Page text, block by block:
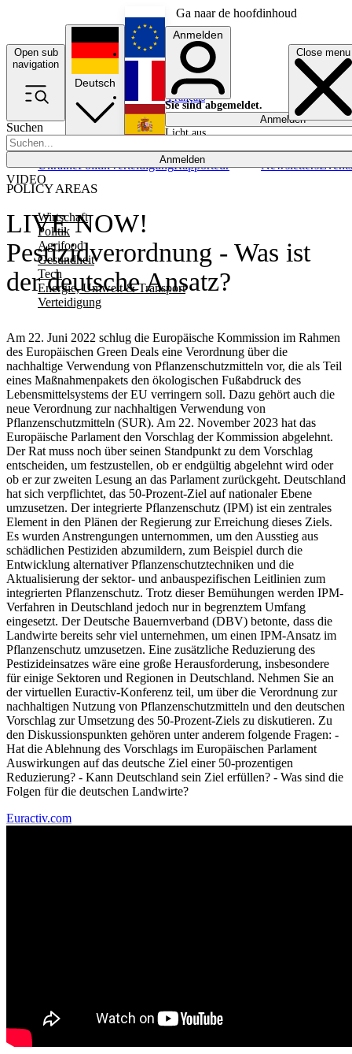
Ga naar de hoofdinhoud
Open sub
navigation
Close menu
Suchen
Anmelden
POLICY AREAS
Wirtschaft
Politik
Agrifood
Gesundheit
Tech
Energie, Umwelt & Transport
Verteidigung
UkrainePolitikVerteidigungRapporteur NewslettersEvents
Deutsch
English
Français
Anmelden
Sie sind abgemeldet.
Anmelden
Licht aus
LIVE NOW!
Pestizidverordnung - Was ist
der deutsche Ansatz?
Am 22. Juni 2022 schlug die Europäische Kommission im Rahmen
des Europäischen Green Deals eine Verordnung über die
nachhaltige Verwendung von Pflanzenschutzmitteln vor, die als Teil
eines Maßnahmenpakets den ökologischen Fußabdruck des
Lebensmittelsystems der EU verringern soll. Dazu gehört auch die
neue Verordnung zur nachhaltigen Verwendung von
Pflanzenschutzmitteln (SUR). Am 22. November 2023 hat das
Europäische Parlament den Vorschlag der Kommission abgelehnt.
Der Rat muss noch über seinen Standpunkt zu dem Vorschlag
entscheiden, um festzustellen, ob er endgültig abgelehnt wird oder
ob er zur zweiten Lesung an das Parlament zurückgeht. Deutschland
hat sich verpflichtet, das 50-Prozent-Ziel auf nationaler Ebene
umzusetzen. Der integrierte Pflanzenschutz (IPM) ist ein zentrales
Element in den Plänen der Regierung zur Erreichung dieses Ziels.
Es wurden Anstrengungen unternommen, um den Ausstieg aus
schädlichen Pestiziden abzumildern, zum Beispiel durch die
Entwicklung alternativer Pflanzenschutztechniken und die
Aktualisierung der sektor- und anbauspezifischen Leitlinien zum
integrierten Pflanzenschutz. Trotz dieser Bemühungen werden IPM-
Verfahren in Deutschland jedoch nur in begrenztem Umfang
eingesetzt. Der Deutsche Bauernverband (DBV) betonte, dass die
Landwirte bereits sehr viel unternehmen, um einen IPM-Ansatz im
Pflanzenschutz umzusetzen. Eine zusätzliche Reduzierung des
Pestizideinsatzes wäre eine große Herausforderung, insbesondere
für einige Sektoren und Regionen in Deutschland. Nehmen Sie an
der virtuellen Euractiv-Konferenz teil, um über die Verordnung zur
nachhaltigen Nutzung von Pflanzenschutzmitteln und den deutschen
Vorschlag zur Umsetzung des 50-Prozent-Ziels zu diskutieren. Zu
den Diskussionspunkten gehören unter anderem folgende Fragen: -
Hat die Ablehnung des Vorschlags im Europäischen Parlament
Auswirkungen auf das deutsche Ziel einer 50-prozentigen
Reduzierung? - Kann Deutschland sein Ziel erfüllen? - Was sind die
Folgen für die deutschen Landwirte?
VIDEO
Euractiv.com